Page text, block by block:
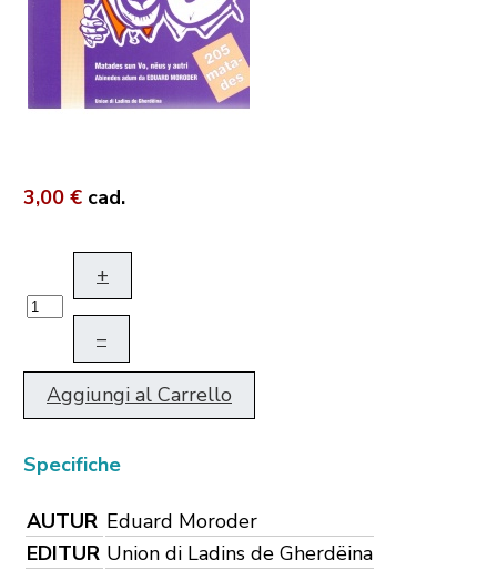
3,00 € cad.
+
–
Aggiungi al Carrello
Specifiche
AUTUR Eduard Moroder
EDITUR Union di Ladins de Gherdëina